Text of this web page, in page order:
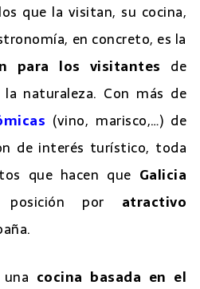
que la visitan, su cocina,
en concreto, es la
para los visitantes de
naturaleza. Con más de
(vino, marisco,…) de
de interés turístico, toda
que hacen que Galicia
posición por atractivo
cocina basada en el